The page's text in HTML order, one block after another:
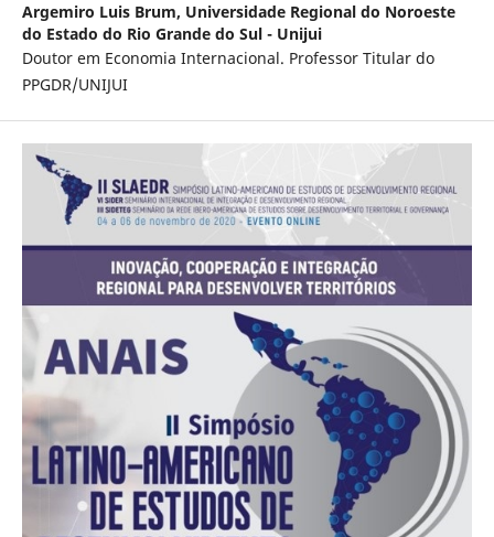
Argemiro Luis Brum, Universidade Regional do Noroeste
do Estado do Rio Grande do Sul - Unijui
Doutor em Economia Internacional. Professor Titular do
PPGDR/UNIJUI